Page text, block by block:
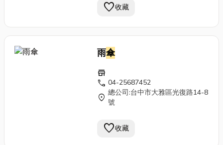
favorite收藏
雨傘
store
call 04-25687452
location_on 總公司:台中市大雅區光復路14-8
號
favorite收藏